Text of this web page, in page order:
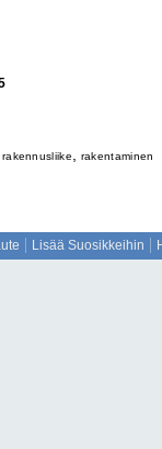
rakennusliike
rakentaminen
Lisää Suosikkeihin